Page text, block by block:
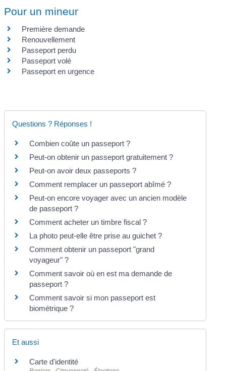
Pour un mineur
Première demande
Renouvellement
Passeport perdu
Passeport volé
Passeport en urgence
Questions ? Réponses !
Combien coûte un passeport ?
Peut-on obtenir un passeport gratuitement ?
Peut-on avoir deux passeports ?
Comment remplacer un passeport abîmé ?
Peut-on encore voyager avec un ancien modèle
de passeport ?
Comment acheter un timbre fiscal ?
La photo peut-elle être prise au guichet ?
Comment obtenir un passeport "grand
voyageur" ?
Comment savoir où en est ma demande de
passeport ?
Comment savoir si mon passeport est
biométrique ?
Et aussi
Carte d'identité